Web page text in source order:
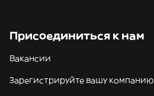
Присоединиться к нам
Вакансии
Зарегистрируйте вашу компанию